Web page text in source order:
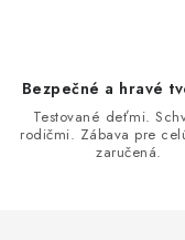
p
v
Bezpečné a hravé
Testované deťmi.
rodičmi. Zábava pre
zaručená.